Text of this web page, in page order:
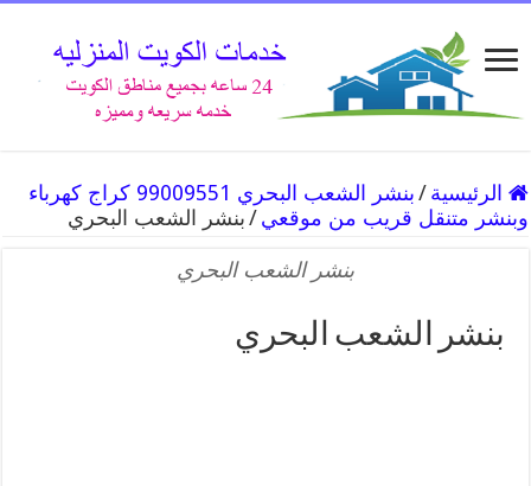
الرئيسية /
بنشر الشعب البحري 99009551 كراج كهرباء
وبنشر متنقل قريب من موقعي /بنشر الشعب البحري
بنشر الشعب البحري
بنشر الشعب البحري